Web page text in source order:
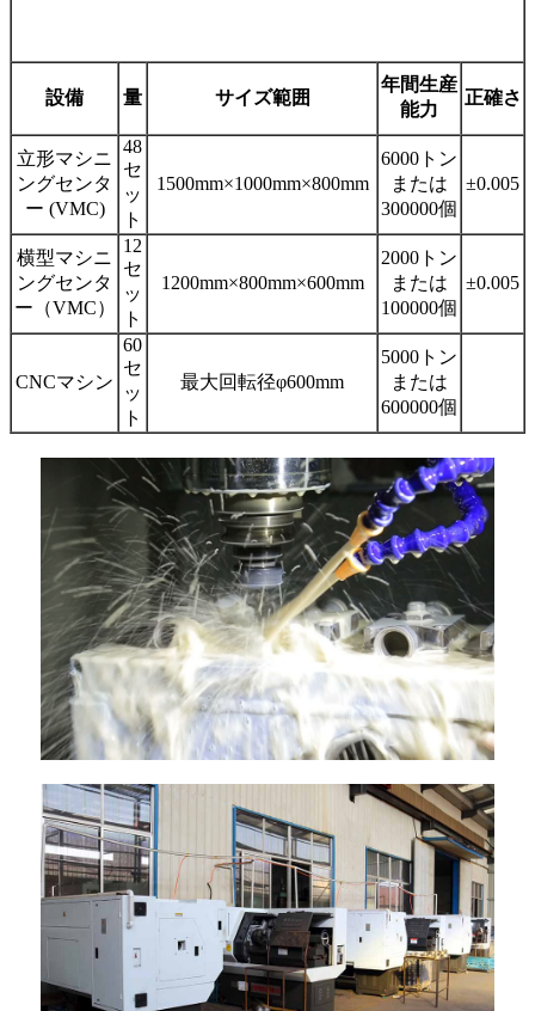
設備 量 サイズ範囲
年間生産
能力
正確さ
立形マシニ
ングセンタ
ー (VMC)
48
セ
ッ
ト
1500mm×1000mm×800mm
6000トン
または
300000個
±0.005
横型マシニ
ングセンタ
ー（VMC）
12
セ
ッ
ト
1200mm×800mm×600mm
2000トン
または
100000個
±0.005
CNCマシン
60
セ
ッ
ト
最大回転径φ600mm
5000トン
または
600000個